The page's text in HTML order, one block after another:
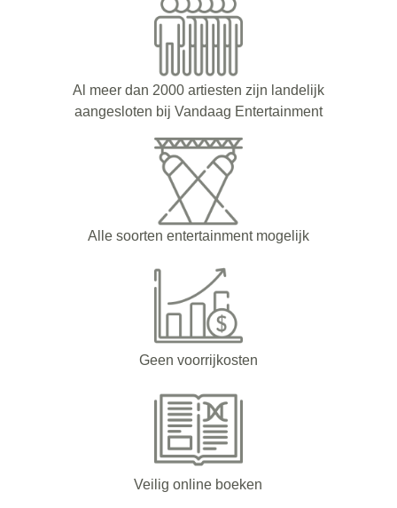
Al meer dan 2000 artiesten zijn landelijk
aangesloten bij Vandaag Entertainment
Alle soorten entertainment mogelijk
Geen voorrijkosten
Veilig online boeken